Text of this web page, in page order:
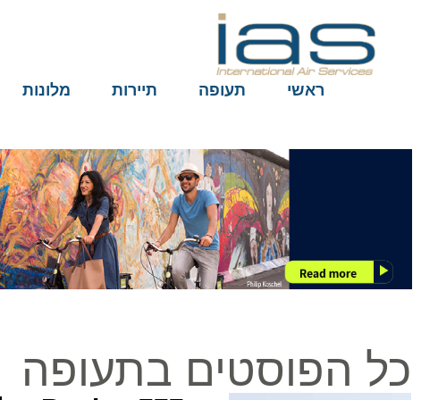
ראשי תעופה תיירות מלונות
כל הפוסטים בתעופה